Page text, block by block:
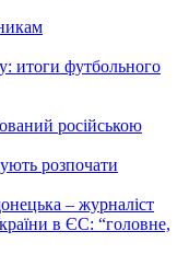
итоги футбольного
російською
розпочати
– журналіст
в ЄС: “головне,